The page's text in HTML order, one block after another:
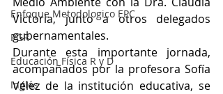
Enfoque Metodologico EPC
PGR
Educación Física R y D
Inglés
Victoria, junto a otros delegados
gubernamentales.
Durante esta importante jornada,
acompañados por la profesora Sofía
Vélez de la institución educativa, se